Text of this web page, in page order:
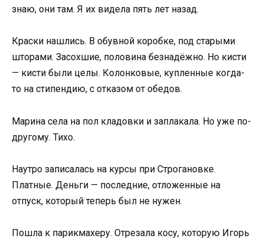
знаю, они там. Я их видела пять лет назад.
Краски нашлись. В обувной коробке, под старыми
шторами. Засохшие, половина безнадёжно. Но кисти
— кисти были целы. Колонковые, купленные когда-
то на стипендию, с отказом от обедов.
Марина села на пол кладовки и заплакала. Но уже по-
другому. Тихо.
Наутро записалась на курсы при Строгановке.
Платные. Деньги — последние, отложенные на
отпуск, который теперь был не нужен.
Пошла к парикмахеру. Отрезала косу, которую Игорь